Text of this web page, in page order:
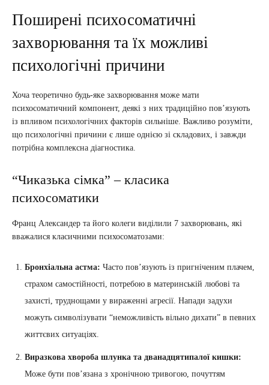
Поширені психосоматичні
захворювання та їх можливі
психологічні причини
Хоча теоретично будь-яке захворювання може мати
психосоматичний компонент, деякі з них традиційно пов’язують
із впливом психологічних факторів сильніше. Важливо розуміти,
що психологічні причини є лише однією зі складових, і завжди
потрібна комплексна діагностика.
“Чиказька сімка” – класика
психосоматики
Франц Александер та його колеги виділили 7 захворювань, які
вважалися класичними психосоматозами:
Бронхіальна астма: Часто пов’язують із пригніченим плачем,
страхом самостійності, потребою в материнській любові та
захисті, труднощами у вираженні агресії. Напади задухи
можуть символізувати “неможливість вільно дихати” в певних
життєвих ситуаціях.
Виразкова хвороба шлунка та дванадцятипалої кишки:
Може бути пов’язана з хронічною тривогою, почуттям